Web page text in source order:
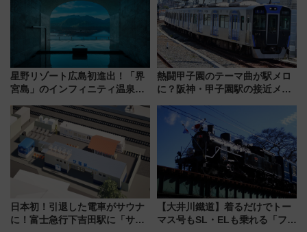
星野リゾート広島初進出！「界
宮島」のインフィニティ温泉と
宿泊料金・アクセスは？（2026
年7月23日開業）
熱闘甲子園のテーマ曲が駅メロ
に？阪神・甲子園駅の接近メロ
谷実アレンジの特別仕様へ、8月
5日始発から
日本初！引退した電車がサウナ
に！富士急行下吉田駅に「サ電
【大井川鐵道】着るだけでトー
マス号もSL・ELも乗れる「フリ